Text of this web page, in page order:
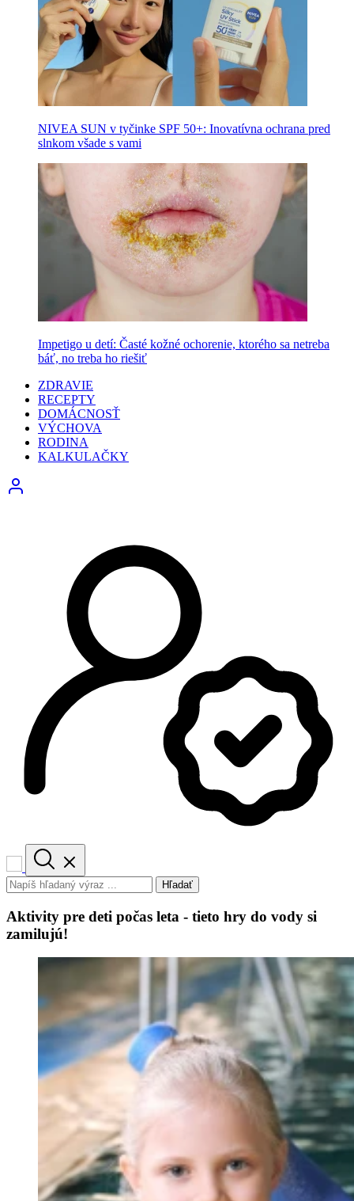
NIVEA SUN v tyčinke SPF 50+: Inovatívna ochrana pred
slnkom všade s vami
Impetigo u detí: Časté kožné ochorenie, ktorého sa netreba
báť, no treba ho riešiť
ZDRAVIE
RECEPTY
DOMÁCNOSŤ
VÝCHOVA
RODINA
KALKULAČKY
Hľadať
Aktivity pre deti počas leta - tieto hry do vody si
zamilujú!